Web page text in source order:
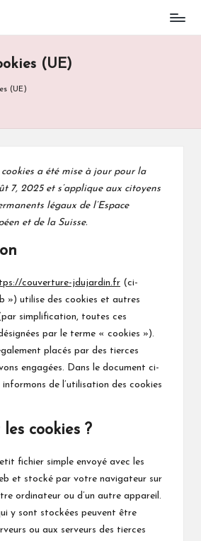
(UE)
(UE)
a été mise à jour pour la
7, 2025 et s’applique aux citoyens
légaux de l’Espace
et de la Suisse.
couverture-jdujardin.fr (ci-
») utilise des cookies et autres
simplification, toutes ces
par le terme « cookies »).
placés par des tierces
engagées. Dans le document ci-
informons de l’utilisation des cookies
cookies ?
fichier simple envoyé avec les
et stocké par votre navigateur sur
ordinateur ou d’un autre appareil.
y sont stockées peuvent être
ou aux serveurs des tierces